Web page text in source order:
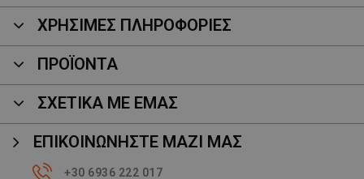
ΧΡΗΣΙΜΕΣ ΠΛΗΡΟΦΟΡΙΕΣ
ΠΡΟΪΌΝΤΑ
ΣΧΕΤΙΚΑ ΜΕ ΕΜΑΣ
ΕΠΙΚΟΙΝΩΝΉΣΤΕ ΜΑΖΊ ΜΑΣ
+30 6936 222 017